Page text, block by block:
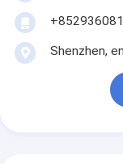
À la maison
Produits
Shenzhen,